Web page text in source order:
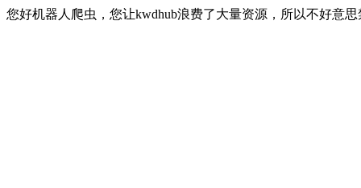
您好机器人爬虫，您让kwdhub浪费了大量资源，所以不好意